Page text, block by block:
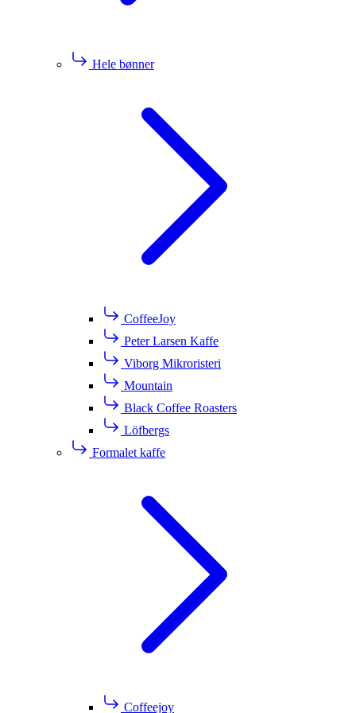
Hele bønner
CoffeeJoy
Peter Larsen Kaffe
Viborg Mikroristeri
Mountain
Black Coffee Roasters
Löfbergs
Formalet kaffe
Coffeejoy